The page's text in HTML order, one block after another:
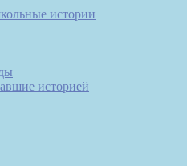
истории
историей